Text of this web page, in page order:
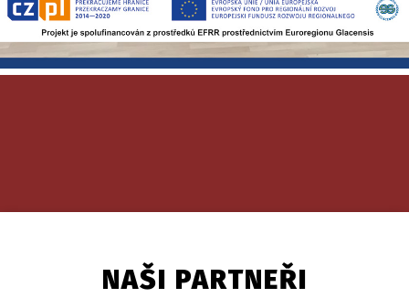
NAŠI PARTNEŘI